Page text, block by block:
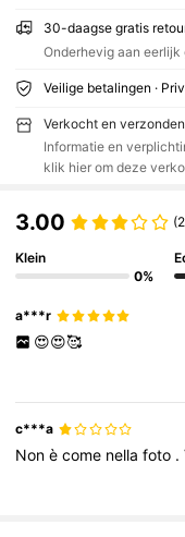
30-daagse gratis
Onderhevig aan
Veilige betalingen ·
Verkocht en
Informatie en
klik hier om deze
3.00
Klein
0%
a***r
😍😍🥰
c***a
Nonècome nellafoto .